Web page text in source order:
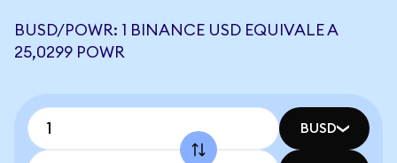
BUSD/POWR: 1 BINANCE USD EQUIVALE A
25,0299 POWR
BUSD